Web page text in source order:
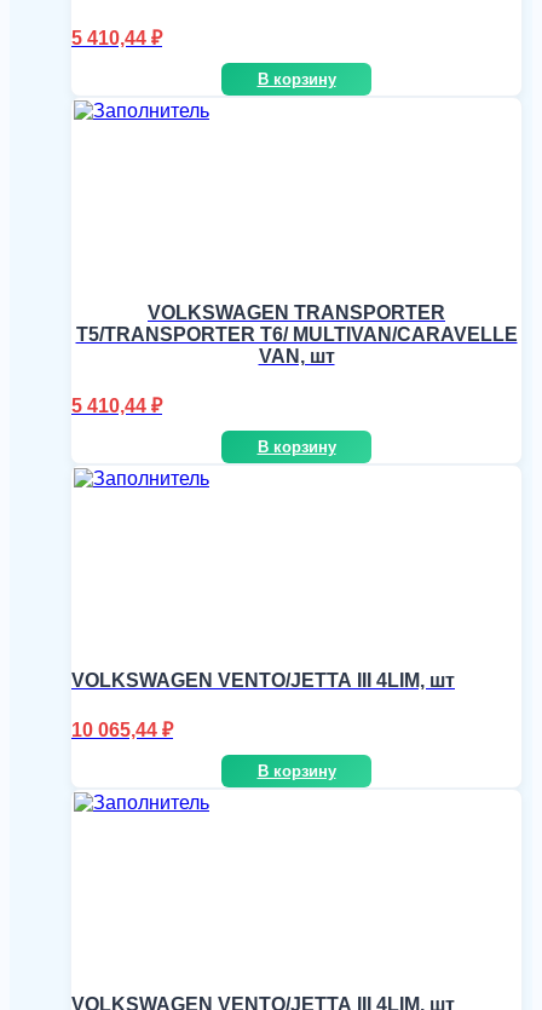
5 410,44 ₽
В корзину
VOLKSWAGEN TRANSPORTER
T5/TRANSPORTER T6/ MULTIVAN/CARAVELLE
VAN, шт
5 410,44 ₽
В корзину
VOLKSWAGEN VENTO/JETTA III 4LIM, шт
10 065,44 ₽
В корзину
VOLKSWAGEN VENTO/JETTA III 4LIM, шт